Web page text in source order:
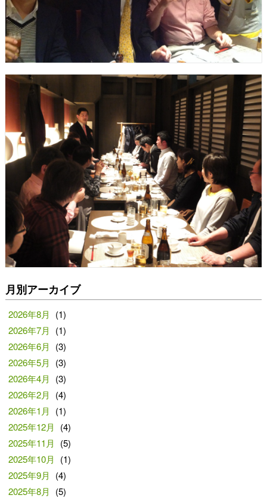
月別アーカイブ
2026年8月
(1)
2026年7月
(1)
2026年6月
(3)
2026年5月
(3)
2026年4月
(3)
2026年2月
(4)
2026年1月
(1)
2025年12月
(4)
2025年11月
(5)
2025年10月
(1)
2025年9月
(4)
2025年8月
(5)